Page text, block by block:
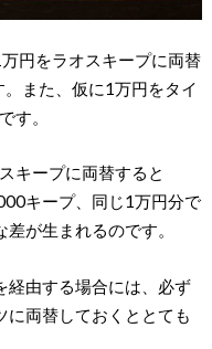
円をラオスキープに両替
また、仮に1万円をタイ
す。
キープに両替すると
キープ、同じ1万円分で
が生まれるのです。
経由する場合には、必ず
に両替しておくととても